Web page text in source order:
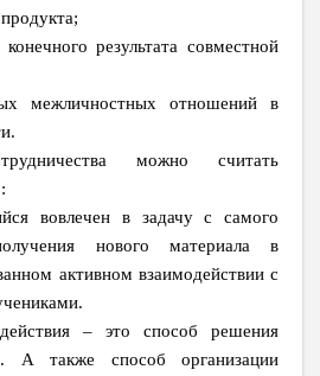
результата совместной
межличностных отношений в
можно считать
вовлечен в задачу с самого
нового материала в
активном взаимодействии с
– это способ решения
А также способ организации